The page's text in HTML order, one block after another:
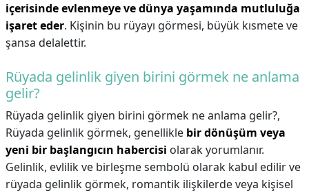
içerisinde evlenmeye ve dünya yaşamında mutluluğa
işaret eder. Kişinin bu rüyayı görmesi, büyük kısmete ve
şansa delalettir.
Rüyada gelinlik giyen birini görmek ne anlama
gelir?
Rüyada gelinlik giyen birini görmek ne anlama gelir?,
Rüyada gelinlik görmek, genellikle bir dönüşüm veya
yeni bir başlangıcın habercisi olarak yorumlanır.
Gelinlik, evlilik ve birleşme sembolü olarak kabul edilir ve
rüyada gelinlik görmek, romantik ilişkilerde veya kişisel